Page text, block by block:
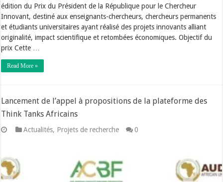
édition du Prix du Président de la République pour le Chercheur
Innovant, destiné aux enseignants-chercheurs, chercheurs permanents
et étudiants universitaires ayant réalisé des projets innovants alliant
originalité, impact scientifique et retombées économiques. Objectif du
prix Cette …
Read More »
Lancement de l’appel à propositions de la plateforme des
Think Tanks Africains
Actualités, Projets de recherche 0